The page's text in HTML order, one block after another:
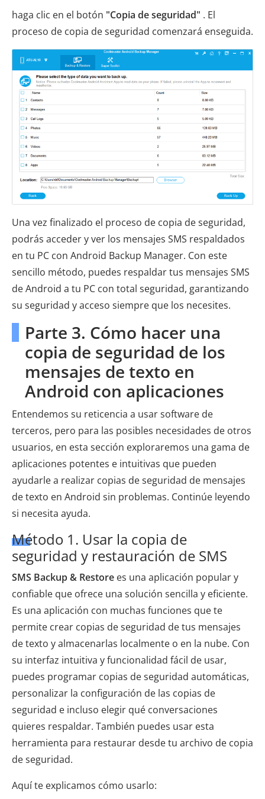
haga clic en el botón "Copia de seguridad" . El
proceso de copia de seguridad comenzará enseguida.
Una vez finalizado el proceso de copia de seguridad,
podrás acceder y ver los mensajes SMS respaldados
en tu PC con Android Backup Manager. Con este
sencillo método, puedes respaldar tus mensajes SMS
de Android a tu PC con total seguridad, garantizando
su seguridad y acceso siempre que los necesites.
Parte 3. Cómo hacer una
copia de seguridad de los
mensajes de texto en
Android con aplicaciones
Entendemos su reticencia a usar software de
terceros, pero para las posibles necesidades de otros
usuarios, en esta sección exploraremos una gama de
aplicaciones potentes e intuitivas que pueden
ayudarle a realizar copias de seguridad de mensajes
de texto en Android sin problemas. Continúe leyendo
si necesita ayuda.
Método 1. Usar la copia de
seguridad y restauración de SMS
SMS Backup & Restore es una aplicación popular y
confiable que ofrece una solución sencilla y eficiente.
Es una aplicación con muchas funciones que te
permite crear copias de seguridad de tus mensajes
de texto y almacenarlas localmente o en la nube. Con
su interfaz intuitiva y funcionalidad fácil de usar,
puedes programar copias de seguridad automáticas,
personalizar la configuración de las copias de
seguridad e incluso elegir qué conversaciones
quieres respaldar. También puedes usar esta
herramienta para restaurar desde tu archivo de copia
de seguridad.
Aquí te explicamos cómo usarlo: